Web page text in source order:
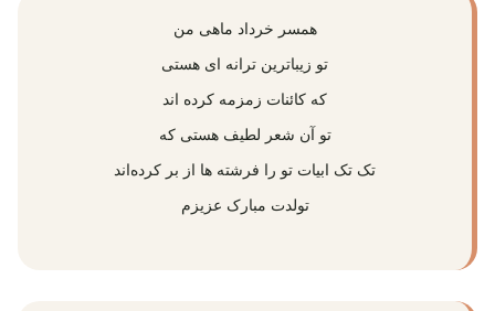
همسر خرداد ماهی من
تو زیباترین ترانه ای هستی
که کائنات زمزمه کرده‌ اند
تو آن شعر لطیف هستی که
تک تک ابیات تو را فرشته‌ ها از بر کرده‌اند
تولدت مبارک عزیزم